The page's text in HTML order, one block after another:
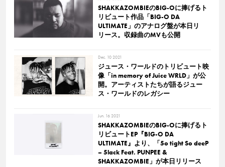
SHAKKAZOMBIEのBIG-Oに捧げるト
リビュート作品「BIG-O DA
ULTIMATE」のアナログ盤が本日リ
リース。収録曲のMVも公開
Dec. 10 2021
ジュース・ワールドのトリビュート映
像「in memory of Juice WRLD」が公
開。アーティストたちが語るジュー
ス・ワールドのレガシー
Jun. 16 2021
SHAKKAZOMBIEのBIG-Oに捧げるト
リビュートEP『BIG-O DA
ULTIMATE』より、「5o tight So deeP
– 5lack Feat. PUNPEE &
SHAKKAZOMBIE」が本日リリース